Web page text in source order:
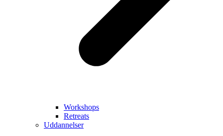
Workshops
Retreats
Uddannelser